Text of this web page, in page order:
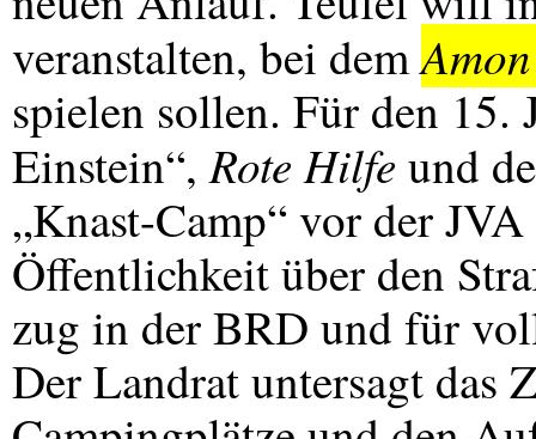
veranstalten, bei dem
spielen sollen. Für den 15.
Einstein“,Rote Hilfe und
„Knast-Camp“ vor derJVA
Öffentlichkeit über den
zug in derBRD und für
Der Landrat untersagt das